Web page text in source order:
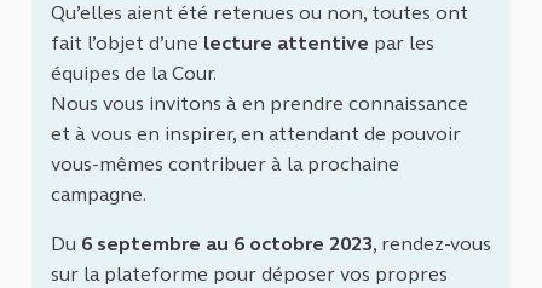
Qu’elles aient été retenues ou non, toutes ont
fait l’objet d’une lecture attentive par les
équipes de la Cour.
Nous vous invitons à en prendre connaissance
et à vous en inspirer, en attendant de pouvoir
vous-mêmes contribuer à la prochaine
campagne.
Du 6 septembre au 6 octobre 2023, rendez-vous
sur la plateforme pour déposer vos propres